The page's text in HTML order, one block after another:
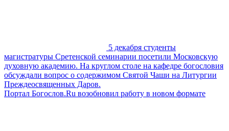
5 декабря студенты
магистратуры Сретенской семинарии посетили Московскую
духовную академию. На круглом столе на кафедре богословия
обсуждали вопрос о содержимом Святой Чаши на Литургии
Преждеосвященных Даров.
Портал Богослов.Ru возобновил работу в новом формате